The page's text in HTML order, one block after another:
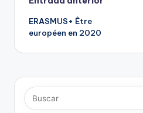
Navegación
de
entradas
ERASMUS+ Être
européen en 2020